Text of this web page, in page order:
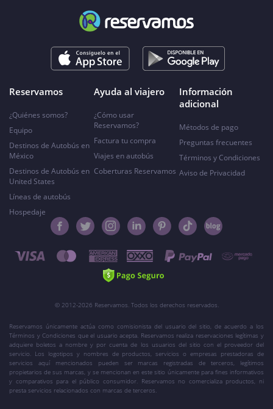
Reservamos
¿Quiénes somos?
Equipo
Destinos de Autobús en
México
Destinos de Autobús en
United States
Líneas de autobús
Hospedaje
Ayuda al viajero
¿Cómo usar
Reservamos?
Factura tu compra
Viajes en autobús
Coberturas Reservamos
Información
adicional
Métodos de pago
Preguntas frecuentes
Términos y Condiciones
Aviso de Privacidad
© 2012-2026 Reservamos. Todos los derechos reservados.
Reservamos únicamente actúa como comisionista del usuario del sitio, de acuerdo a los
Términos y Condiciones que el usuario acepta. Reservamos realiza reservaciones legítimas y
adquiere boletos a nombre y por cuenta de los usuarios del sitio con el proveedor del
servicio. Los logotipos y nombres de productos, servicios o empresas prestadoras de
servicios aquí mencionados pueden ser marcas registradas de terceros, legítimos
propietarios de sus marcas, y se mencionan en este sitio únicamente para fines informativos
y comparativos para el público consumidor. Reservamos no comercializa productos, ni
presta servicios relacionados con marcas de terceros.